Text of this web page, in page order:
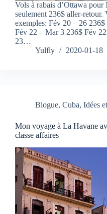
Vols à rabais d’Ottawa
seulement 236$ aller-retour.
exemples: Fév 20 – 26
Fév 22 – Mar 3 236$ Fév
23…
Yulfly
2020-01-18
Blogue, Cuba, Idées
Mon voyage à La Havane
classe affaires